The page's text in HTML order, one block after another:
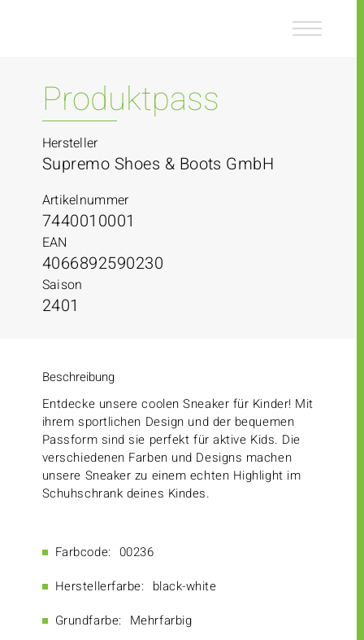
Produktpass
Hersteller
Supremo Shoes & Boots GmbH
Artikelnummer
7440010001
EAN
4066892590230
Saison
2401
Beschreibung
Entdecke unsere coolen Sneaker für Kinder! Mit
ihrem sportlichen Design und der bequemen
Passform sind sie perfekt für aktive Kids. Die
verschiedenen Farben und Designs machen
unsere Sneaker zu einem echten Highlight im
Schuhschrank deines Kindes.
Farbcode: 00236
Herstellerfarbe: black-white
Grundfarbe: Mehrfarbig